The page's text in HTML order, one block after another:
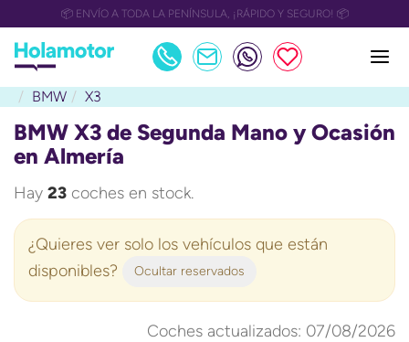
📅 OULET Grupo Safamotor hasta 15.000€ descuento📅
BMW X3
BMW X3 de Segunda Mano y Ocasión
en Almería
Hay 23 coches en stock.
¿Quieres ver solo los vehículos que están
disponibles?
Ocultar reservados
Coches actualizados: 07/08/2026